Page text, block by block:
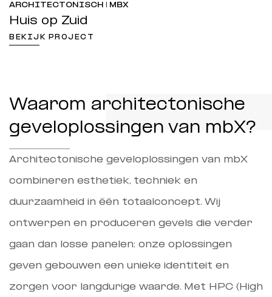
ARCHITECTONISCH | MBX
Huis op Zuid
BEKIJK PROJECT
Waarom architectonische
geveloplossingen van mbX?
Architectonische geveloplossingen van mbX
combineren esthetiek, techniek en
duurzaamheid in één totaalconcept. Wij
ontwerpen en produceren gevels die verder
gaan dan losse panelen: onze oplossingen
geven gebouwen een unieke identiteit en
zorgen voor langdurige waarde. Met HPC (High